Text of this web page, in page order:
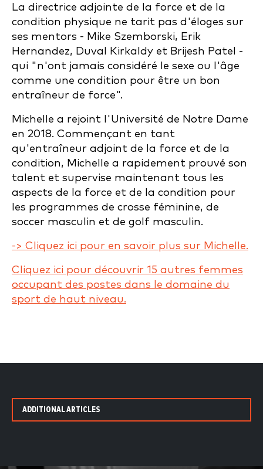
La directrice adjointe de la force et de la
condition physique ne tarit pas d'éloges sur
ses mentors - Mike Szemborski, Erik
Hernandez, Duval Kirkaldy et Brijesh Patel -
qui "n'ont jamais considéré le sexe ou l'âge
comme une condition pour être un bon
entraîneur de force".
Michelle a rejoint l'Université de Notre Dame
en 2018. Commençant en tant
qu'entraîneur adjoint de la force et de la
condition, Michelle a rapidement prouvé son
talent et supervise maintenant tous les
aspects de la force et de la condition pour
les programmes de crosse féminine, de
soccer masculin et de golf masculin.
-> Cliquez ici pour en savoir plus sur Michelle.
Cliquez ici pour découvrir 15 autres femmes
occupant des postes dans le domaine du
sport de haut niveau.
ADDITIONAL ARTICLES